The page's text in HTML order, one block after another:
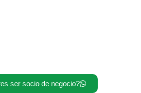
ser socio de negocio?